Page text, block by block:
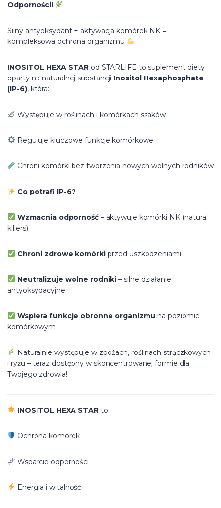
Odporności!
Silny antyoksydant + aktywacja komórek NK =
kompleksowa ochrona organizmu
INOSITOL HEXA STAR od STARLIFE to suplement diety
oparty na naturalnej substancji Inositol Hexaphosphate
(IP-6), która:
Występuje w roślinach i komórkach ssaków
Reguluje kluczowe funkcje komórkowe
Chroni komórki bez tworzenia nowych wolnych rodników
Co potrafi IP-6?
Wzmacnia odporność– aktywuje komórki NK (natural
killers)
Chroni zdrowe komórkiprzed uszkodzeniami
Neutralizuje wolne rodniki– silne działanie
antyoksydacyjne
Wspiera funkcje obronne organizmu na poziomie
komórkowym
Naturalnie występuje w zbożach, roślinach strączkowych
i ryżu – teraz dostępny w skoncentrowanej formie dla
Twojego zdrowia!
INOSITOL HEXA STARto:
Ochrona komórek
Wsparcie odporności
Energia i witalność